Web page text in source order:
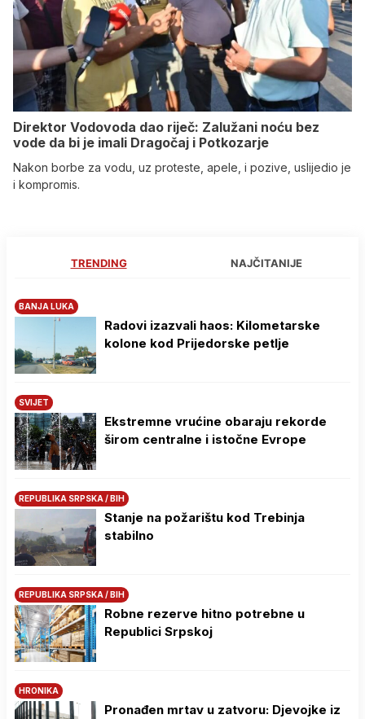
Direktor Vodovoda dao riječ: Zalužani noću bez
vode da bi je imali Dragočaj i Potkozarje
Nakon borbe za vodu, uz proteste, apele, i pozive, uslijedio je
i kompromis.
TRENDING NAJČITANIJE
BANJA LUKA
Radovi izazvali haos: Kilometarske
kolone kod Prijedorske petlje
SVIJET
Ekstremne vrućine obaraju rekorde
širom centralne i istočne Evrope
REPUBLIKA SRPSKA / BIH
Stanje na požarištu kod Trebinja
stabilno
REPUBLIKA SRPSKA / BIH
Robne rezerve hitno potrebne u
Republici Srpskoj
HRONIKA
Pronađen mrtav u zatvoru: Djevojke iz